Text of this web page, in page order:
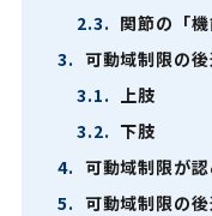
2.3. 関節の「機
3. 可動域制限の
3.1. 上肢
3.2. 下肢
4. 可動域制限が
5. 可動域制限の